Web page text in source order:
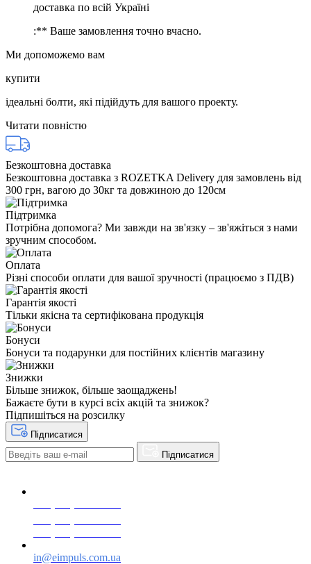
доставка по всій Україні
:** Ваше замовлення точно вчасно.
Ми допоможемо вам
купити
ідеальні болти, які підійдуть для вашого проекту.
Читати повністю
Безкоштовна доставка
Безкоштовна доставка з ROZETKA Delivery для замовлень від
300 грн, вагою до 30кг та довжиною до 120см
Підтримка
Потрібна допомога? Ми завжди на зв'язку – зв'яжіться з нами
зручним способом.
Оплата
Різні способи оплати для вашої зручності (працюємо з ПДВ)
Гарантія якості
Тільки якісна та сертифікована продукція
Бонуси
Бонуси та подарунки для постійних клієнтів магазину
Знижки
Більше знижок, більше заощаджень!
Бажаєте бути в курсі всіх акцій та знижок?
Підпишіться на розсилку
Підписатися
Підписатися
in@eimpuls.com.ua